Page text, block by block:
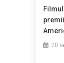
Filmul
20